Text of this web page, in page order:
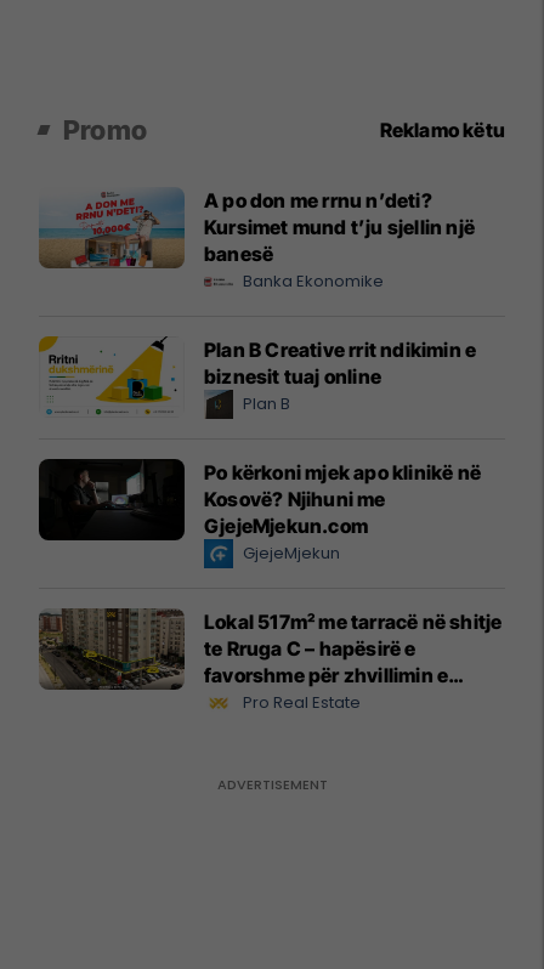
Promo Reklamo këtu
A po don me rrnu n’deti?
Kursimet mund t’ju sjellin një
banesë
Banka Ekonomike
Plan B Creative rrit ndikimin e
biznesit tuaj online
Plan B
Po kërkoni mjek apo klinikë në
Kosovë? Njihuni me
GjejeMjekun.com
GjejeMjekun
Lokal 517m² me tarracë në shitje
te Rruga C – hapësirë e
favorshme për zhvillimin e
biznesit #15796
Pro Real Estate